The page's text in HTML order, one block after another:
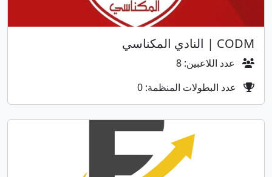
CODM | النادي المكناسي
عدد اللاعبين: 8
عدد البطولات المنظمة: 0